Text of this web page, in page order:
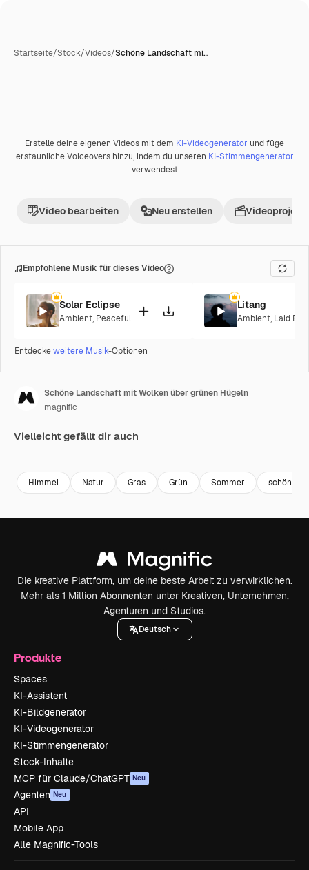
Startseite/Stock/Videos/Schöne Landschaft mi…
Erstelle deine eigenen Videos mit dem KI-Videogenerator und füge
erstaunliche Voiceovers hinzu, indem du unseren KI-Stimmengenerator
verwendest
Video bearbeiten Neu erstellen Videoprojekt
Empfohlene Musik für dieses Video
Solar Eclipse
Ambient, Peaceful
Litang
Ambient, Laid
Entdeckeweitere Musik-Optionen
Schöne Landschaft mit Wolken über grünen Hügeln
magnific
Vielleicht gefällt dir auch
Himmel Natur Gras Grün Sommer schön
Die kreative Plattform, um deine beste Arbeit zu verwirklichen.
Mehr als 1 Million Abonnenten unter Kreativen, Unternehmen,
Agenturen und Studios.
Deutsch
Produkte
Spaces
KI-Assistent
KI-Bildgenerator
KI-Videogenerator
KI-Stimmengenerator
Stock-Inhalte
MCP für Claude/ChatGPT Neu
Agenten Neu
API
Mobile App
Alle Magnific-Tools